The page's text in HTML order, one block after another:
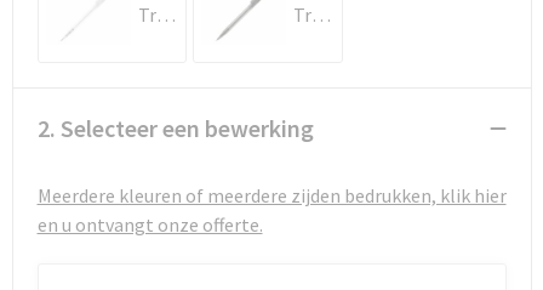
Waterbestendige tassen
Goodiebags
Transparant / Wit Transparant / Zwart
2. Selecteer een bewerking
Meerdere kleuren of meerdere zijden bedrukken, klik hier
en u ontvangt onze offerte.